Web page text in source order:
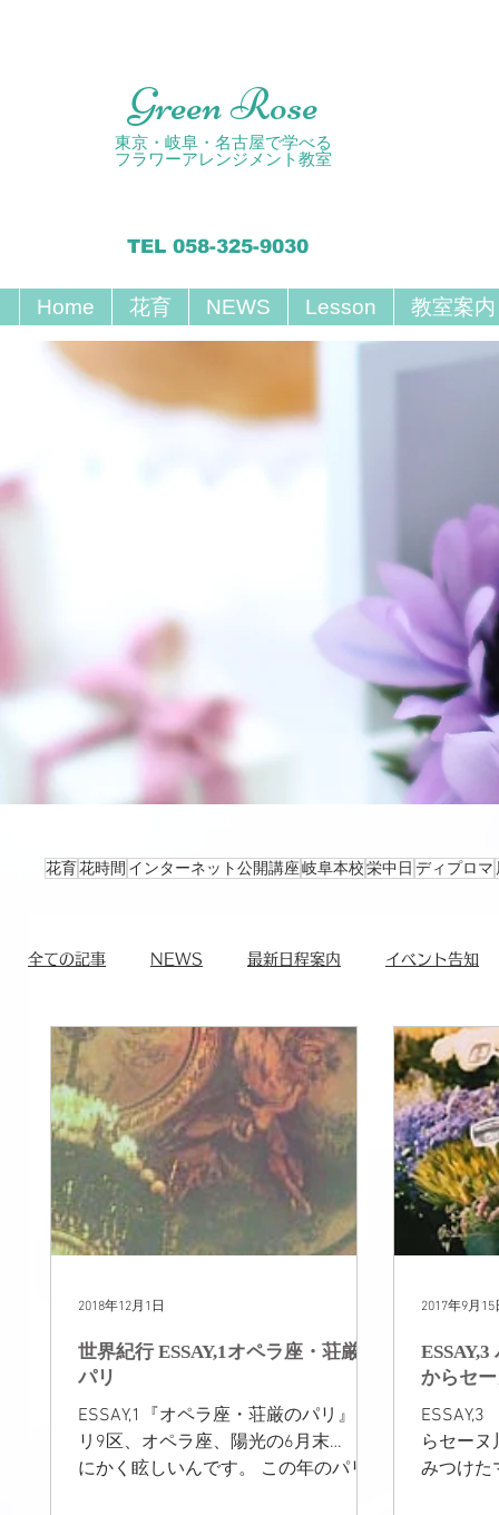
Green Rose
東京・岐阜・名古屋で学べる
フラワーアレンジメント教室
TEL 058-325-9030
Home 花育 NEWS Lesson 教室案内
花育花時間 インターネット公開講座岐阜本校栄中日 ディプロマ
全ての記事 NEWS 最新日程案内 イベント告知
東京レッスン 世界紀行 TEATIME ボヌー
NEW! 販売 ディスプレイ作品
世界紀行 ESSAY,1オペラ座・荘厳の
パリ
ESSAY,1『オペラ座・荘厳のパリ』 パ
リ9区、オペラ座、陽光の6月末… と
にかく眩しいんです。 この年のパリ
2018年12月1日
からセ
ESSAY,3
らセーヌ
みつけた
2017年9月15